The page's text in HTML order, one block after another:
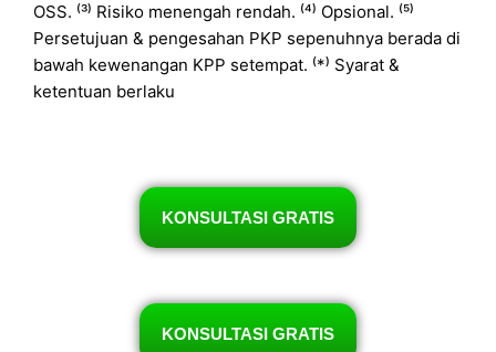
OSS. ⁽³⁾ Risiko menengah rendah. ⁽⁴⁾ Opsional. ⁽⁵⁾
Persetujuan & pengesahan PKP sepenuhnya berada di
bawah kewenangan KPP setempat. ⁽*⁾ Syarat &
ketentuan berlaku
KONSULTASI GRATIS
KONSULTASI GRATIS